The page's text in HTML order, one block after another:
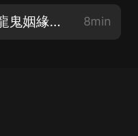
四川方言說民間故事：烏龍鬼姻緣，成就陰陽兩對 8min